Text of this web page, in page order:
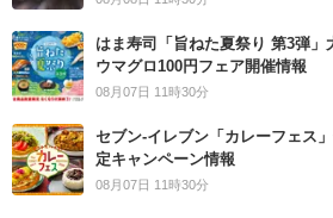
はま寿司「旨ねた夏祭り 第3弾」
ウマグロ100円フェア開催情報
08月07日 11時30分
セブン‐イレブン「カレーフェス
定キャンペーン情報
08月07日 11時30分